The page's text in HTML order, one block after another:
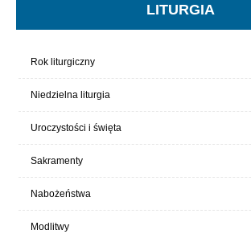
LITURGIA
Rok liturgiczny
Niedzielna liturgia
Uroczystości i święta
Sakramenty
Nabożeństwa
Modlitwy